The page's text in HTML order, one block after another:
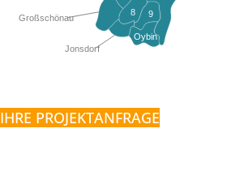
Großschönau
Jonsdorf
Oybin
8 9
IHRE PROJEKTANFRAGE